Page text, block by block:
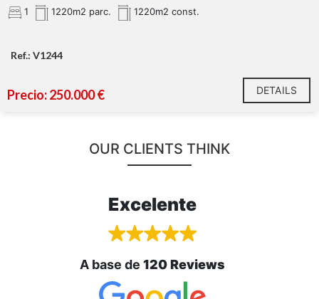
1 1220m2 parc. 1220m2 const.
Ref.: V1244
Precio: 250.000 € DETAILS
OUR CLIENTS THINK
Excelente
A base de 120 Reviews